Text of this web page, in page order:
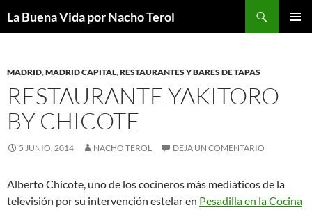
La Buena Vida por Nacho Terol
MADRID,MADRID CAPITAL,RESTAURANTES Y BARES DE TAPAS
RESTAURANTE YAKITORO
BY CHICOTE
5 JUNIO, 2014 NACHO TEROL DEJA UN COMENTARIO
Alberto Chicote, uno de los cocineros más mediáticos de la
televisión por su intervención estelar en Pesadilla en la Cocina